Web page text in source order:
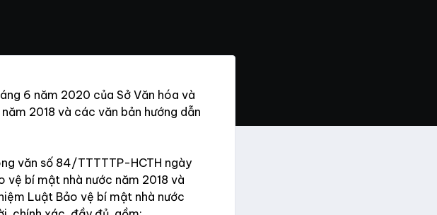
6 năm 2020 của Sở Văn hóa và
2018 và các văn bản hướng dẫn
văn số 84/TTTTTP-HCTH ngày
bí mật nhà nước năm 2018 và
Luật Bảo vệ bí mật nhà nước